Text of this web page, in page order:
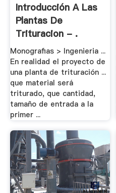
Introducción A Las
Plantas De
Trituracion - .
Monografias > Ingenieria ...
En realidad el proyecto de
una planta de trituración ...
que material será
triturado, que cantidad,
tamaño de entrada a la
primer ...